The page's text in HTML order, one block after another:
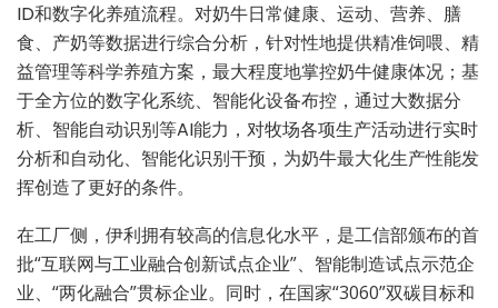
ID和数字化养殖流程。对奶牛日常健康、运动、营养、膳
食、产奶等数据进行综合分析，针对性地提供精准饲喂、精
益管理等科学养殖方案，最大程度地掌控奶牛健康体况；基
于全方位的数字化系统、智能化设备布控，通过大数据分
析、智能自动识别等AI能力，对牧场各项生产活动进行实时
分析和自动化、智能化识别干预，为奶牛最大化生产性能发
挥创造了更好的条件。
在工厂侧，伊利拥有较高的信息化水平，是工信部颁布的首
批“互联网与工业融合创新试点企业”、智能制造试点示范企
业、“两化融合”贯标企业。同时，在国家“3060”双碳目标和